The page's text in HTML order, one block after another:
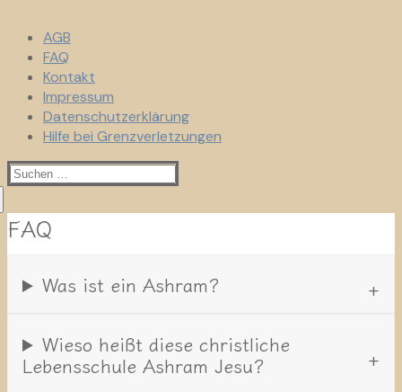
AGB
FAQ
Kontakt
Impressum
Datenschutzerklärung
Hilfe bei Grenzverletzungen
Suchen
nach:
FAQ
Was ist ein Ashram?
Wieso heißt diese christliche
Lebensschule Ashram Jesu?